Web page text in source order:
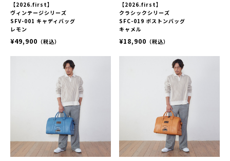
【2026.first】
ヴィンテージシリーズ
SFV-001 キャディバッグ
レモン
¥49,900 （税込）
【2026.first】
クラシックシリーズ
SFC-019 ボストンバッグ
キャメル
¥18,900 （税込）